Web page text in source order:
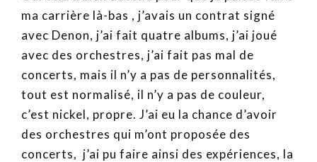
ma carrière là-bas , j’avais un contrat signé
avec Denon, j’ai fait quatre albums, j’ai joué
avec des orchestres, j’ai fait pas mal de
concerts, mais il n’y a pas de personnalités,
tout est normalisé, il n’y a pas de couleur,
c’est nickel, propre. J’ai eu la chance d’avoir
des orchestres qui m’ont proposée des
concerts, j’ai pu faire ainsi des expériences, la